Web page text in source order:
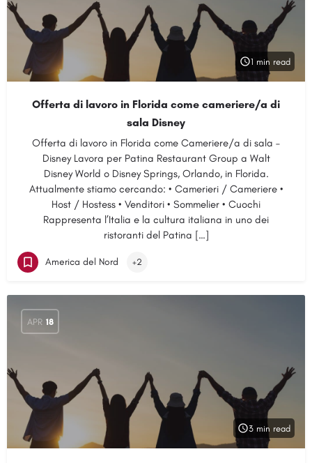
1 min read
Offerta di lavoro in Florida come cameriere/a di
sala Disney
Offerta di lavoro in Florida come Cameriere/a di sala –
Disney Lavora per Patina Restaurant Group a Walt
Disney World o Disney Springs, Orlando, in Florida.
Attualmente stiamo cercando: • Camerieri / Cameriere •
Host / Hostess • Venditori • Sommelier • Cuochi
Rappresenta l’Italia e la cultura italiana in uno dei
ristoranti del Patina […]
America del Nord +2
APR 18
3 min read